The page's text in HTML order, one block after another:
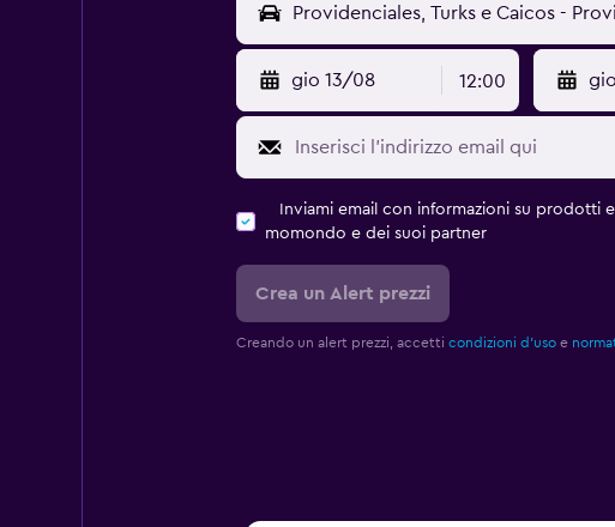
gio 13/08 12:00
Inviami email con informazioni su prodotti
momondo e dei suoi partner
Crea un Alert prezzi
Creando un alert prezzi, accetti condizioni d'usoe